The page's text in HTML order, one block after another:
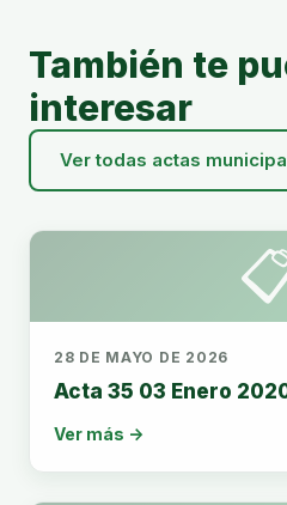
También te
interesar
Ver todas actas
28 DE MAYO DE 2026
Acta 35 03 Enero
Ver más →